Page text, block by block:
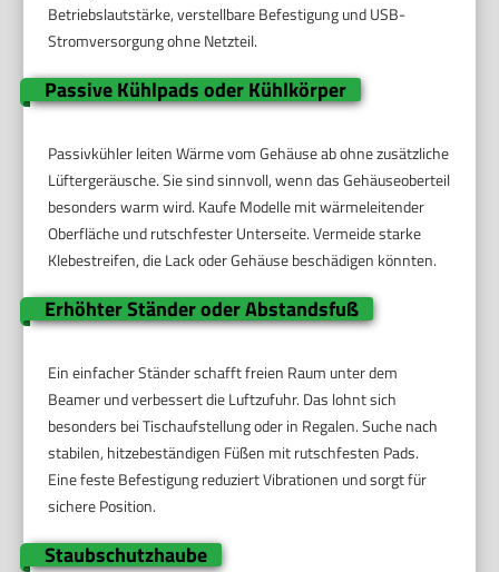
Betriebslautstärke, verstellbare Befestigung und USB-
Stromversorgung ohne Netzteil.
Passive Kühlpads oder Kühlkörper
Passivkühler leiten Wärme vom Gehäuse ab ohne zusätzliche
Lüftergeräusche. Sie sind sinnvoll, wenn das Gehäuseoberteil
besonders warm wird. Kaufe Modelle mit wärmeleitender
Oberfläche und rutschfester Unterseite. Vermeide starke
Klebestreifen, die Lack oder Gehäuse beschädigen könnten.
Erhöhter Ständer oder Abstandsfuß
Ein einfacher Ständer schafft freien Raum unter dem
Beamer und verbessert die Luftzufuhr. Das lohnt sich
besonders bei Tischaufstellung oder in Regalen. Suche nach
stabilen, hitzebeständigen Füßen mit rutschfesten Pads.
Eine feste Befestigung reduziert Vibrationen und sorgt für
sichere Position.
Staubschutzhaube